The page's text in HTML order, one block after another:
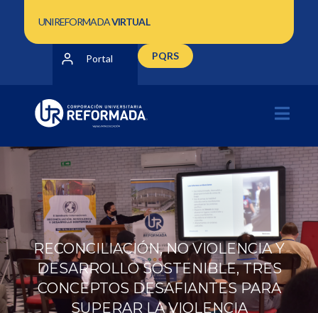
UNIREFORMADAVIRTUAL
Portal PQRS
RECONCILIACIÓN, NO VIOLENCIA Y
DESARROLLO SOSTENIBLE, TRES
CONCEPTOS DESAFIANTES PARA
SUPERAR LA VIOLENCIA